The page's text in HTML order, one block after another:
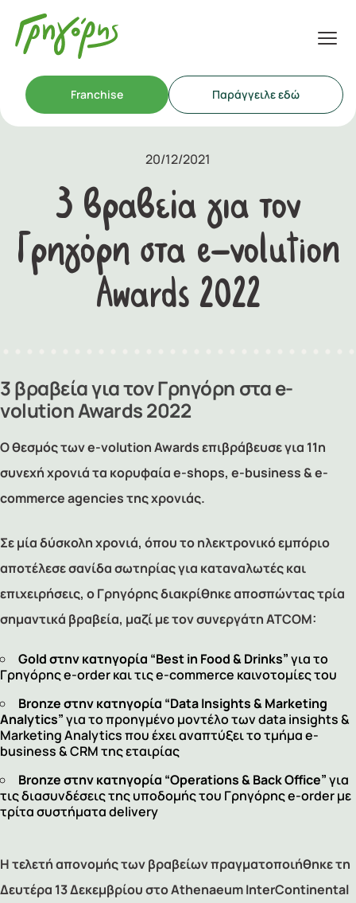
Franchise Παράγγειλε εδώ
20/12/2021
3 βραβεία για τον
Γρηγόρη στα e-volution
Awards 2022
3 βραβεία για τον Γρηγόρη στα e-
volution Awards 2022
Ο θεσμός των e-volution Awards επιβράβευσε για 11η
συνεχή χρονιά τα κορυφαία e-shops, e-business&e-
commerce agencies της χρονιάς.
Σε μία δύσκολη χρονιά, όπου το ηλεκτρονικό εμπόριο
αποτέλεσε σανίδα σωτηρίας για καταναλωτές και
επιχειρήσεις, οΓρηγόρηςδιακρίθηκε αποσπώντας τρία
σημαντικά βραβεία, μαζί με τον συνεργάτη ATCOM:
Goldστην κατηγορία “Bestin Food&Drinks”για το
Γρηγόρης e-orderκαι τις e-commerce καινοτομίες του
Bronzeστην κατηγορία “DataInsights&Marketing
Analytics”για το προηγμένο μοντέλο των data insights &
Marketing Analytics που έχει αναπτύξει το τμήμα e-
business & CRM της εταιρίας
Bronzeστην κατηγορία “Operations &Back Office”για
τις διασυνδέσεις της υποδομής του Γρηγόρης e-orderμε
τρίτα συστήματα delivery
Η τελετή απονομής των βραβείων πραγματοποιήθηκε τη
Δευτέρα 13 Δεκεμβρίου στο Athenaeum InterContinental